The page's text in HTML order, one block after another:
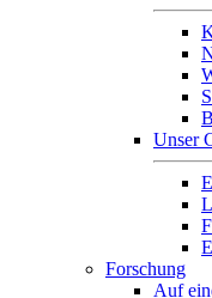
Unser
Forschung
Auf